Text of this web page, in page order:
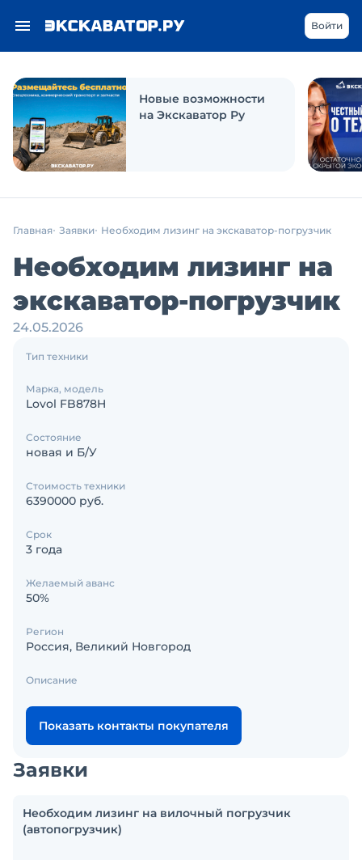
Войти
Новые возможности
на Экскаватор Ру
Главная Заявки Необходим лизинг на экскаватор-погрузчик
Необходим лизинг на
экскаватор-погрузчик
24.05.2026
Тип техники
Марка, модель
Lovol FB878H
Состояние
новая и Б/У
Стоимость техники
6390000 руб.
Срок
3 года
Желаемый аванс
50%
Регион
Россия, Великий Новгород
Описание
Показать контакты покупателя
Заявки
Необходим лизинг на вилочный погрузчик
(автопогрузчик)